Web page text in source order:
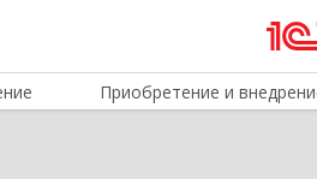
Приобретение и